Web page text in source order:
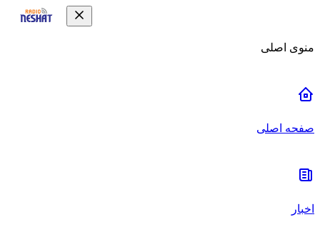
منوی اصلی
صفحه اصلی
اخبار